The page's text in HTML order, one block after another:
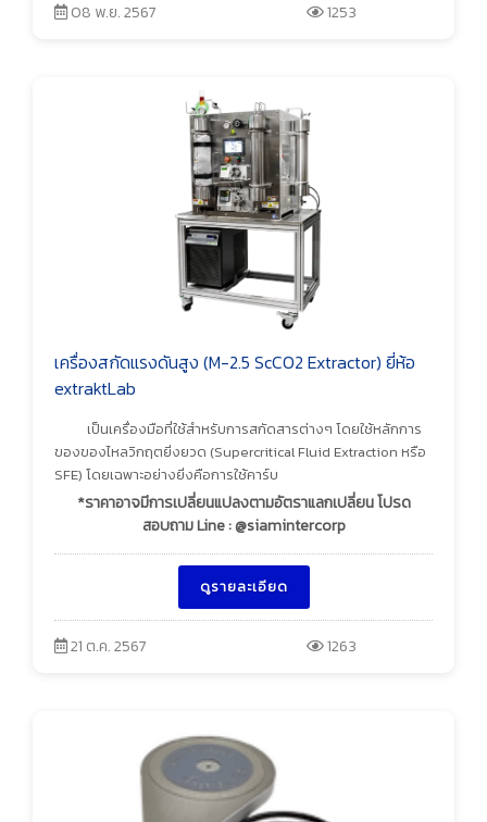
08 พ.ย. 2567 1253
เครื่องสกัดแรงดันสูง (M-2.5 ScCO2 Extractor) ยี่ห้อ
extraktLab
เป็นเครื่องมือที่ใช้สำหรับการสกัดสารต่างๆ โดยใช้หลักการ
ของของไหลวิกฤตยิ่งยวด (Supercritical Fluid Extraction หรือ
SFE) โดยเฉพาะอย่างยิ่งคือการใช้คาร์บ
*ราคาอาจมีการเปลี่ยนแปลงตามอัตราแลกเปลี่ยน โปรด
สอบถาม Line : @siamintercorp
ดูรายละเอียด
21 ต.ค. 2567 1263